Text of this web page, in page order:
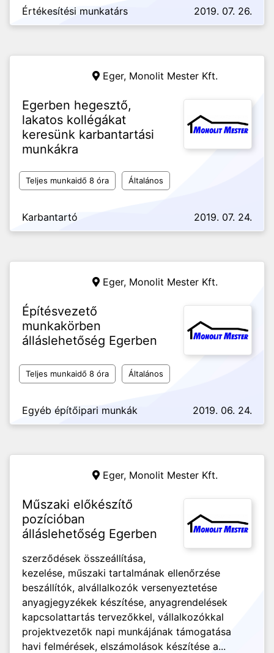
Értékesítési munkatárs 2019. 07. 26.
Eger, Monolit Mester Kft.
Egerben hegesztő,
lakatos kollégákat
keresünk karbantartási
munkákra
Teljes munkaidő 8 óra Általános
Karbantartó 2019. 07. 24.
Eger, Monolit Mester Kft.
Építésvezető
munkakörben
álláslehetőség Egerben
Teljes munkaidő 8 óra Általános
Egyéb építőipari munkák 2019. 06. 24.
Eger, Monolit Mester Kft.
Műszaki előkészítő
pozícióban
álláslehetőség Egerben
szerződések összeállítása,
kezelése, műszaki tartalmának ellenőrzése
beszállítók, alvállalkozók versenyeztetése
anyagjegyzékek készítése, anyagrendelések
kapcsolattartás tervezőkkel, vállalkozókkal
projektvezetők napi munkájának támogatása
havi felmérések, elszámolások készítése a...